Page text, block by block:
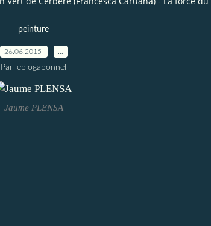
peinture
26.06.2015
Par leblogabonnel
Jaume PLENSA